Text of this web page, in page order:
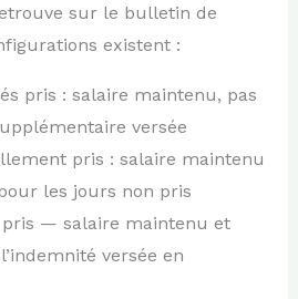
sur le bulletin de
existent :
pris : salaire maintenu, pas
versée
pris : salaire maintenu
les jours non pris
pris — salaire maintenu et
versée en